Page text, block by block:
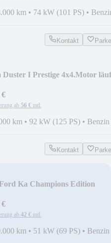
km • 74 kW (101 PS) •
Kontakt
Duster I Prestige 4x4.Motor
€
ab 56 € mtl.
km • 92 kW (125 PS) • Benzin
Kontakt
Ka Champions Edition
€
ab 42 € mtl.
km • 51 kW (69 PS) • Benzin